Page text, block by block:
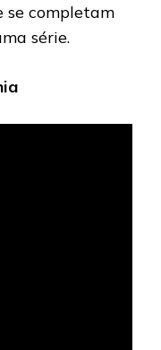
se completam
série.